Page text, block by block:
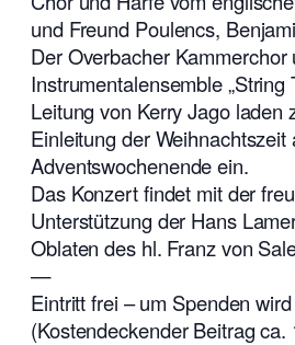
und Freund Poulencs,
Der Overbacher Kammerchor
Instrumentalensemble „String
Leitung von Kerry Jago laden
Einleitung der Weihnachtszeit
Adventswochenende ein.
Das Konzert findet mit der
Unterstützung der Hans
Oblaten des hl. Franz von
—
Eintritt frei – um Spenden
(Kostendeckender Beitrag ca.